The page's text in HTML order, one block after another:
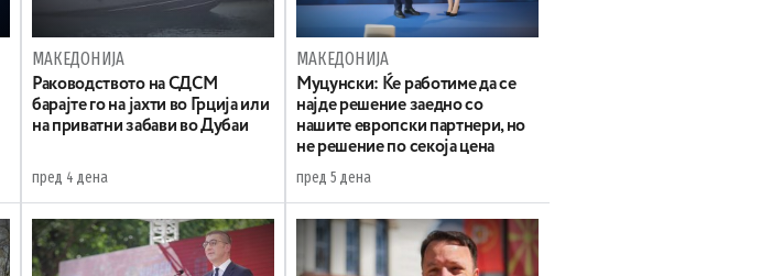
МАКЕДОНИЈА
Раководството на СДСМ
барајте го на јахти во Грција или
на приватни забави во Дубаи
пред 4 дена
МАКЕДОНИЈА
Муцунски: Ќе работиме да се
најде решение заедно со
нашите европски партнери, но
не решение по секоја цена
пред 5 дена